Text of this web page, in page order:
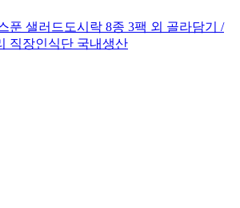
푼 샐러드도시락 8종 3팩 외 골라담기 /
직장인식단 국내생산